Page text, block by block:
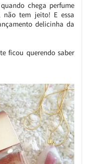
chega perfume
tem jeito! E essa
delicinha da
ficou querendo saber